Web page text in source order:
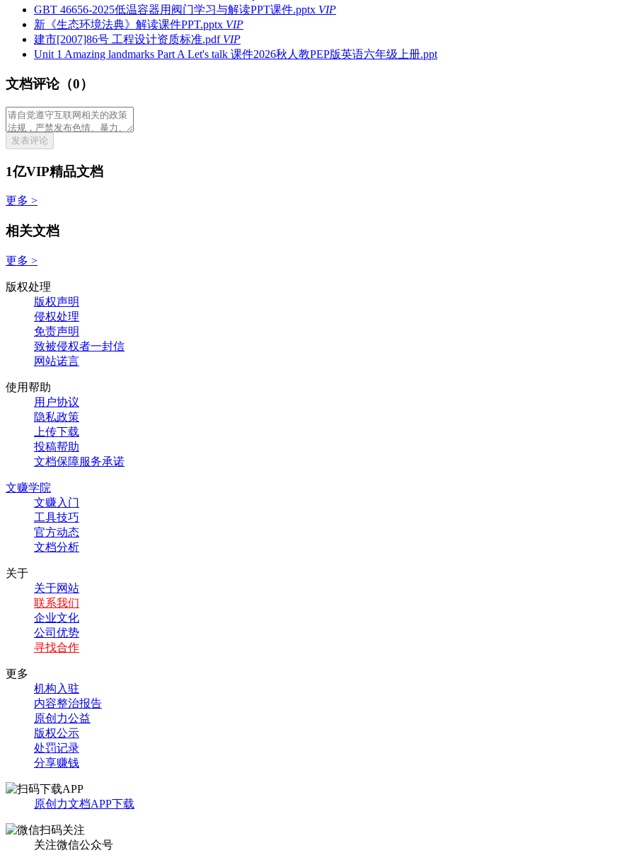
GBT 46656-2025低温容器用阀门学习与解读PPT课件.pptx VIP
新《生态环境法典》解读课件PPT.pptx VIP
建市[2007]86号 工程设计资质标准.pdf VIP
Unit 1 Amazing landmarks Part A Let's talk 课件2026秋人教PEP版英语六年级上册.ppt
文档评论（0）
发表评论
1亿VIP精品文档
更多 >
相关文档
更多 >
版权处理
版权声明
侵权处理
免责声明
致被侵权者一封信
网站诺言
使用帮助
用户协议
隐私政策
上传下载
投稿帮助
文档保障服务承诺
文赚学院
文赚入门
工具技巧
官方动态
文档分析
关于
关于网站
联系我们
企业文化
公司优势
寻找合作
更多
机构入驻
内容整治报告
原创力公益
版权公示
处罚记录
分享赚钱
原创力文档APP下载
关注微信公众号